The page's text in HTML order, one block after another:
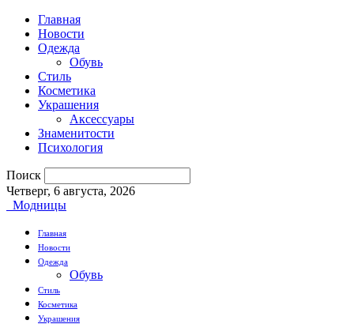
Главная
Новости
Одежда
Обувь
Стиль
Косметика
Украшения
Аксессуары
Знаменитости
Психология
Поиск
Четверг, 6 августа, 2026
Модницы
Главная
Новости
Одежда
Обувь
Стиль
Косметика
Украшения